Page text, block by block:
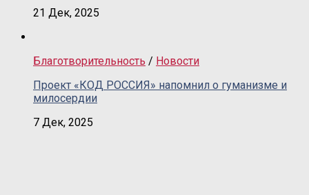
21 Дек, 2025
Благотворительность / Новости
Проект «КОД РОССИЯ» напомнил о гуманизме и
милосердии
7 Дек, 2025